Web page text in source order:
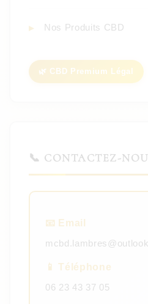
Nos Produits CBD
🌿 CBD Premium Légal
📞 CONTACTEZ-
📧 Email
📱 Téléphone
06 23 43 37 05